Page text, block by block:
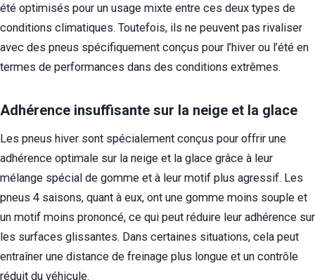
été optimisés pour un usage mixte entre ces deux types de
conditions climatiques. Toutefois, ils ne peuvent pas rivaliser
avec des pneus spécifiquement conçus pour l’hiver ou l’été en
termes de performances dans des conditions extrêmes.
Adhérence insuffisante sur la neige et la glace
Les pneus hiver sont spécialement conçus pour offrir une
adhérence optimale sur la neige et la glace grâce à leur
mélange spécial de gomme et à leur motif plus agressif. Les
pneus 4 saisons, quant à eux, ont une gomme moins souple et
un motif moins prononcé, ce qui peut réduire leur adhérence sur
les surfaces glissantes. Dans certaines situations, cela peut
entraîner une distance de freinage plus longue et un contrôle
réduit du véhicule.